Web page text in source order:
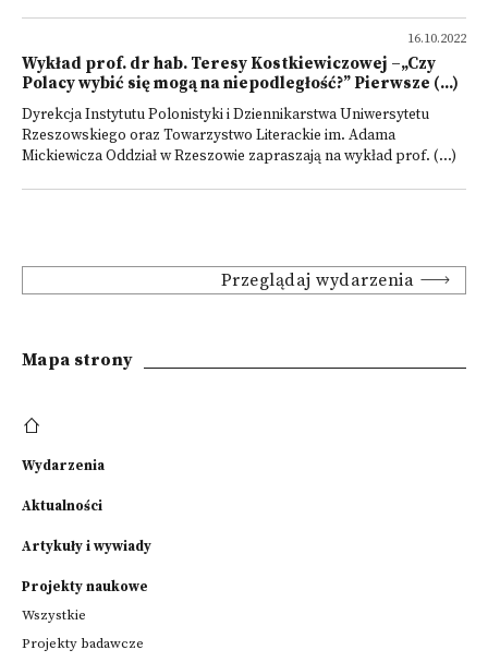
16.10.2022
Wykład prof. dr hab. Teresy Kostkiewiczowej –„Czy
Polacy wybić się mogą na niepodległość?” Pierwsze (...)
Dyrekcja Instytutu Polonistyki i Dziennikarstwa Uniwersytetu
Rzeszowskiego oraz Towarzystwo Literackie im. Adama
Mickiewicza Oddział w Rzeszowie zapraszają na wykład prof. (...)
Przeglądaj wydarzenia
Mapa strony
Wydarzenia
Aktualności
Artykuły i wywiady
Projekty naukowe
Wszystkie
Projekty badawcze